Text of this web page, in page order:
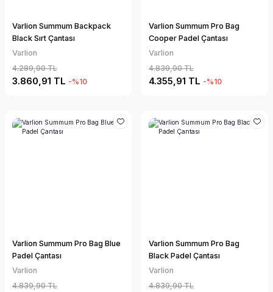
Varlion Summum Backpack
Black Sırt Çantası
Varlion
4.289,90 TL
3.860,91 TL -%10
Varlion Summum Pro Bag
Cooper Padel Çantası
Varlion
4.839,90 TL
4.355,91 TL -%10
Varlion Summum Pro Bag Blue
Padel Çantası
Varlion
4.839,90 TL
Varlion Summum Pro Bag
Black Padel Çantası
Varlion
4.839,90 TL